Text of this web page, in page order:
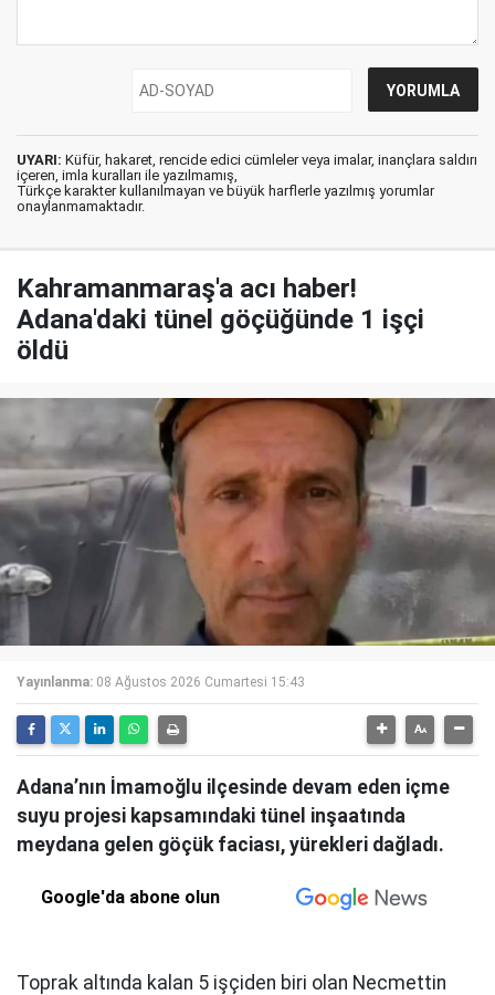
UYARI: Küfür, hakaret, rencide edici cümleler veya imalar, inançlara saldırı
içeren, imla kuralları ile yazılmamış,
Türkçe karakter kullanılmayan ve büyük harflerle yazılmış yorumlar
onaylanmamaktadır.
Kahramanmaraş'a acı haber!
Adana'daki tünel göçüğünde 1 işçi
öldü
Yayınlanma: 08 Ağustos 2026 Cumartesi 15:43
Adana’nın İmamoğlu ilçesinde devam eden içme
suyu projesi kapsamındaki tünel inşaatında
meydana gelen göçük faciası, yürekleri dağladı.
Google'da abone olun
Toprak altında kalan 5 işçiden biri olan Necmettin